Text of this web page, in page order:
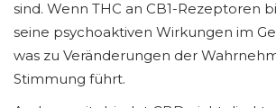
sind. Wenn THC an CB1-Rezeptoren
seine psychoaktiven Wirkungen im
was zu Veränderungen der
Stimmung führt.